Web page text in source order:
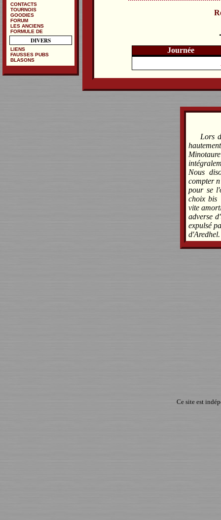
Journée
Lors
Nous
compter
pour se
choix bis
vite
adverse
expulsé
d'Aredhel.
Ce site est
CONTACTS
TOURNOIS
GOODIES
FORUM
LES ANCIENS
FORMULE DE
DIVERS
LIENS
FAUSSES PUBS
BLASONS